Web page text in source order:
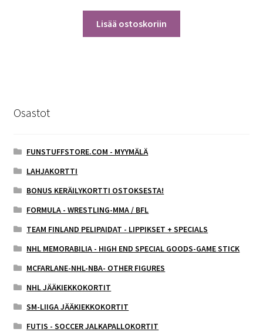
Lisää ostoskoriin
Osastot
FUNSTUFFSTORE.COM - MYYMÄLÄ
LAHJAKORTTI
BONUS KERÄILYKORTTI OSTOKSESTA!
FORMULA - WRESTLING-MMA / BFL
TEAM FINLAND PELIPAIDAT - LIPPIKSET + SPECIALS
NHL MEMORABILIA - HIGH END SPECIAL GOODS-GAME STICK
MCFARLANE-NHL-NBA- OTHER FIGURES
NHL JÄÄKIEKKOKORTIT
SM-LIIGA JÄÄKIEKKOKORTIT
FUTIS - SOCCER JALKAPALLOKORTIT